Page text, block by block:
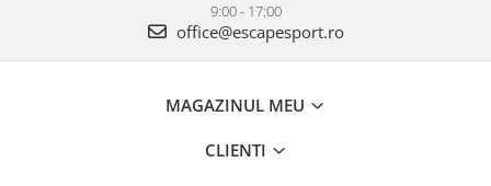
9:00 - 17:00
office@escapesport.ro
MAGAZINUL MEU
CLIENTI